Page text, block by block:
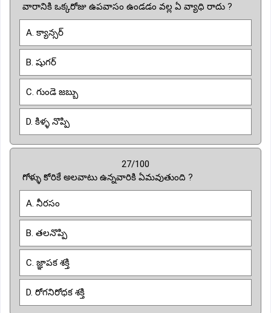
వారానికి ఒక్కరోజు ఉపవాసం ఉండడం వల్ల ఏ వ్యాధి రాదు ?
A. క్యాన్సర్
B. షుగర్
C. గుండె జబ్బు
D. కిళ్ళ నొప్పి
27/100
గోళ్ళు కోరికే అలవాటు ఉన్నవారికి ఏమవుతుంది ?
A. నీరసం
B. తలనొప్పి
C. జ్ఞాపక శక్తి
D. రోగనిరోధక శక్తి